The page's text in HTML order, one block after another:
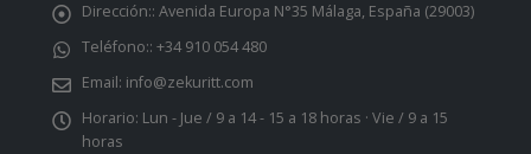
Dirección:: Avenida Europa N°35 Málaga, España (29003)
Teléfono:: +34 910 054 480
Email: info@zekuritt.com
Horario: Lun - Jue / 9 a 14 - 15 a 18 horas · Vie / 9 a 15
horas